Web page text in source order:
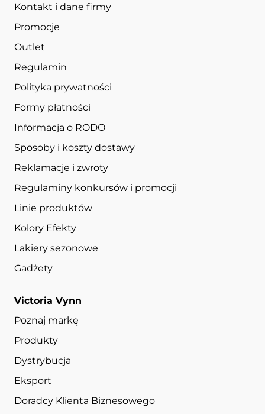
Kontakt i dane firmy
Promocje
Outlet
Regulamin
Polityka prywatności
Formy płatności
Informacja o RODO
Sposoby i koszty dostawy
Reklamacje i zwroty
Regulaminy konkursów i promocji
Linie produktów
Kolory Efekty
Lakiery sezonowe
Gadżety
Victoria Vynn
Poznaj markę
Produkty
Dystrybucja
Eksport
Doradcy Klienta Biznesowego